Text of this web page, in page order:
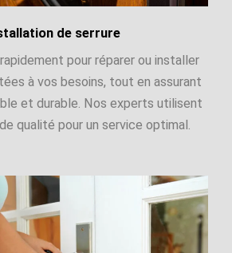
de serrure
pour réparer ou installer
à vos besoins, tout en assurant
et durable. Nos experts utilisent
qualité pour un service optimal.